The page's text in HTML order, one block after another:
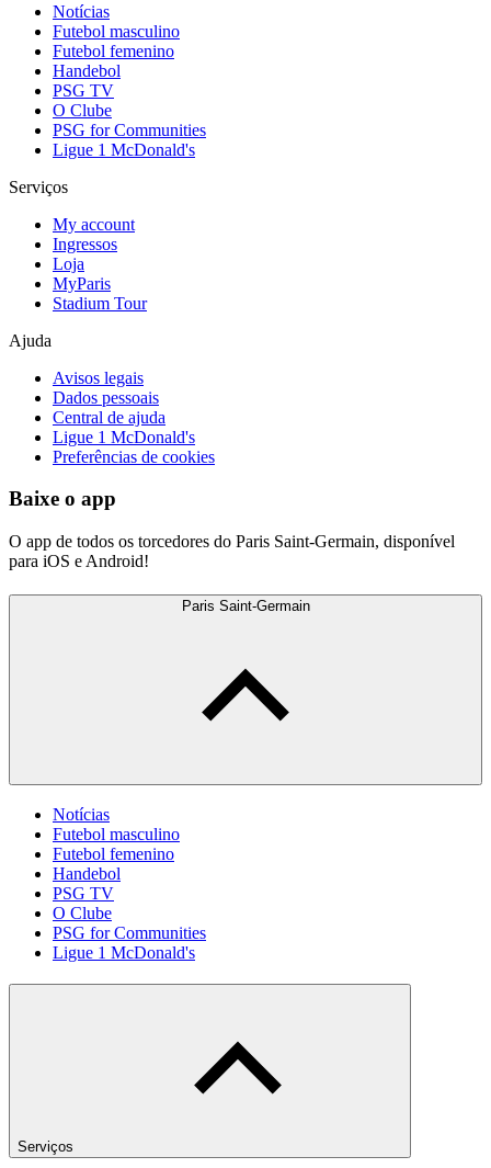
Notícias
Futebol masculino
Futebol femenino
Handebol
PSG TV
O Clube
PSG for Communities
Ligue 1 McDonald's
Serviços
My account
Ingressos
Loja
MyParis
Stadium Tour
Ajuda
Avisos legais
Dados pessoais
Central de ajuda
Ligue 1 McDonald's
Preferências de cookies
Baixe o app
O app de todos os torcedores do Paris Saint-Germain, disponível
para iOS e Android!
Paris Saint-Germain
Notícias
Futebol masculino
Futebol femenino
Handebol
PSG TV
O Clube
PSG for Communities
Ligue 1 McDonald's
Serviços